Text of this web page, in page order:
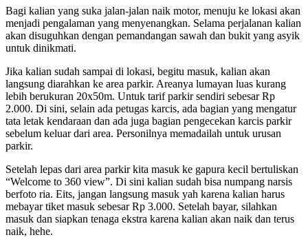
Bagi kalian yang suka jalan-jalan naik motor, menuju ke lokasi akan
menjadi pengalaman yang menyenangkan. Selama perjalanan kalian
akan disuguhkan dengan pemandangan sawah dan bukit yang asyik
untuk dinikmati.
Jika kalian sudah sampai di lokasi, begitu masuk, kalian akan
langsung diarahkan ke area parkir. Areanya lumayan luas kurang
lebih berukuran 20x50m. Untuk tarif parkir sendiri sebesar Rp
2.000. Di sini, selain ada petugas karcis, ada bagian yang mengatur
tata letak kendaraan dan ada juga bagian pengecekan karcis parkir
sebelum keluar dari area. Personilnya memadailah untuk urusan
parkir.
Setelah lepas dari area parkir kita masuk ke gapura kecil bertuliskan
“Welcome to 360 view”. Di sini kalian sudah bisa numpang narsis
berfoto ria. Eits, jangan langsung masuk yah karena kalian harus
mebayar tiket masuk sebesar Rp 3.000. Setelah bayar, silahkan
masuk dan siapkan tenaga ekstra karena kalian akan naik dan terus
naik, hehe.